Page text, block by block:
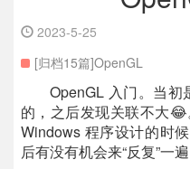
2023-5-25
[归档15篇]OpenGL
OpenGL 入门。当初
的，之后发现关联不大
Windows 程序设计的时
后有没有机会来“反复”一遍